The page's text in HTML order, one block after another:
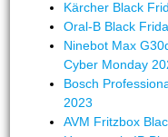
Kärcher Black
Oral-B Black
Ninebot Max
Cyber Monday
Bosch
2023
AVM Fritzbox